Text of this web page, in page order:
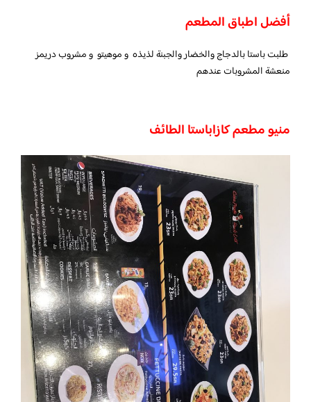
أفضل اطباق المطعم
طلبت باستا بالدجاج والخضار والجبنة لذيذه و موهيتو و مشروب دريمز
منعشة المشروبات عندهم
منيو مطعم كازاباستا الطائف